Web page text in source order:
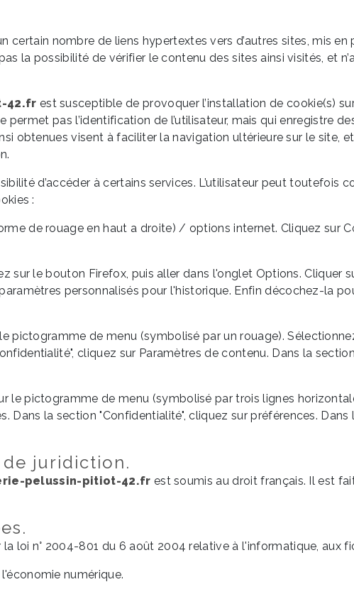
certain nombre de liens hypertextes vers d’autres sites, mis en
la possibilité de vérifier le contenu des sites ainsi visités, et
42.fr est susceptible de provoquer l’installation de cookie(s)
permet pas l’identification de l’utilisateur, mais qui enregistre
obtenues visent à faciliter la navigation ultérieure sur le site,
d’accéder à certains services. L’utilisateur peut toutefois
:
de rouage en haut a droite) / options internet. Cliquez sur
sur le bouton Firefox, puis aller dans l'onglet Options. Cliquer
personnalisés pour l'historique. Enfin décochez-la
pictogramme de menu (symbolisé par un rouage).
cliquez sur Paramètres de contenu. Dans la
le pictogramme de menu (symbolisé par trois lignes
Dans la section "Confidentialité", cliquez sur préférences. Dans
juridiction.
pelussin-pitiot-42.fr est soumis au droit français. Il est
loi n° 2004-801 du 6 août 2004 relative à l'informatique, aux
numérique.